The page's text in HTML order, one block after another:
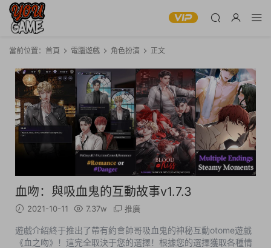
當前位置： 首頁 電腦遊戲 角色扮演 正文
血吻：與吸血鬼的互動故事v1.7.3
2021-10-11 7.37w 推廣
遊戲介紹終于推出了帶有約會帥哥吸血鬼的神秘互動otome遊戲
《血之吻》！這完全取決于您的選擇！根據您的選擇獲取各種情